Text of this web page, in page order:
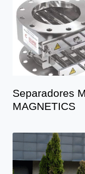
Separadores
MAGNETICS